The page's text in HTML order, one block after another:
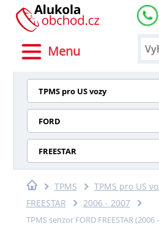
Menu
TPMS pro US vozy
FORD
FREESTAR
TPMS TPMS pro US
FREESTAR
2006 - 2007
TPMS senzor FORD FREESTAR